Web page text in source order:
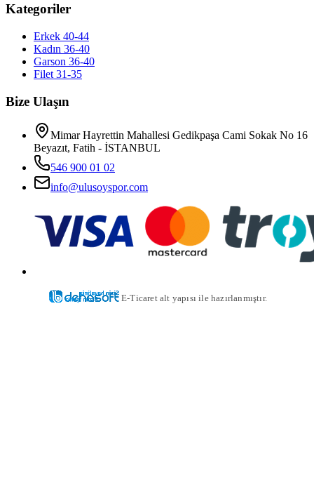
Kategoriler
Erkek 40-44
Kadın 36-40
Garson 36-40
Filet 31-35
Bize Ulaşın
Mimar Hayrettin Mahallesi Gedikpaşa Cami Sokak No 16
Beyazıt, Fatih - İSTANBUL
546 900 01 02
info@ulusoyspor.com
E-Ticaret alt yapısı ile hazırlanmıştır.